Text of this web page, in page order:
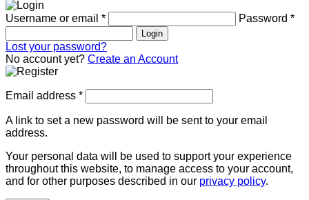
Username or email * Password *
Login
Lost your password?
No account yet? Create an Account
Email address *
A link to set a new password will be sent to your email
address.
Your personal data will be used to support your experience
throughout this website, to manage access to your account,
and for other purposes described in our privacy policy.